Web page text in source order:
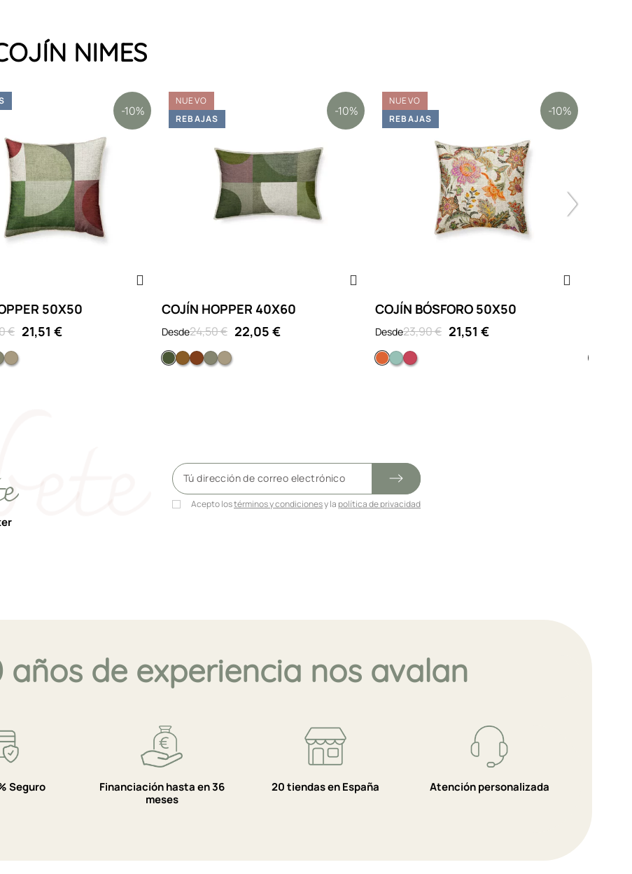
NIMES
50X50
€ 21,51 €
Liso verde
Liso marrón grisáceo
-10%
COJÍN HOPPER 40X60
Desde24,50 € 22,05 €
VerdeMarrón
RojoLiso verde
Liso marrón grisáceo
NUEVO
-10%
REBAJAS
COJÍN BÓSFORO 50X50
Desde23,90 € 21,51 €
Naranja
AzulRojo
NUEVO
-10%
REBAJAS
Acepto lostérminos y condicionesy la política de privacidad
años de experiencia nos avalan
Seguro
Financiación hasta en 36
meses
20 tiendas en España Atención personalizada